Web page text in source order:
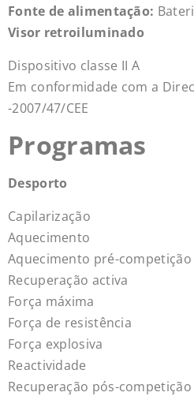
Fonte de alimentação:
Visor retroiluminado
Dispositivo classe II A
Em conformidade com a
-2007/47/CEE
Programas
Desporto
Capilarização
Aquecimento
Aquecimento pré-competição
Recuperação activa
Força máxima
Força de resistência
Força explosiva
Reactividade
Recuperação pós-competição